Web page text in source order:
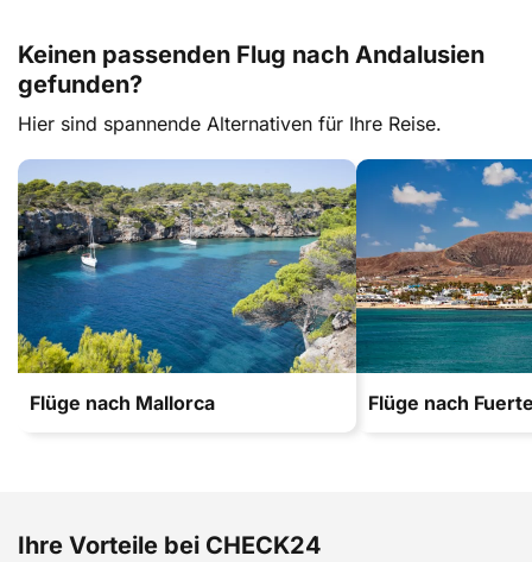
Keinen passenden Flug nach Andalusien
gefunden?
Hier sind spannende Alternativen für Ihre Reise.
Flüge nach Mallorca Flüge nach
Ihre Vorteile bei CHECK24